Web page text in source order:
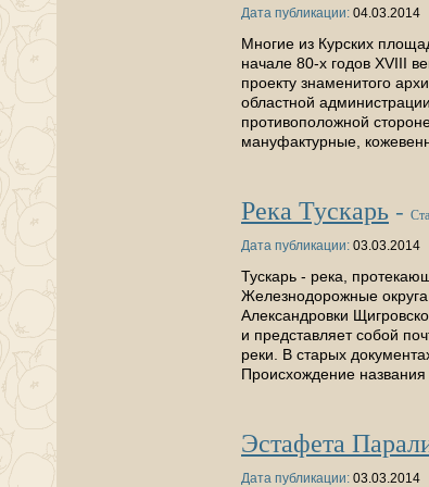
Дата публикации: 04.03.2014
Многие из Курских
начале 80-х годов XVIII
проекту знаменитого
областной
противоположной
мануфактурные,
Река Тускарь -
Дата публикации: 03.03.2014
Тускарь - река,
Железнодорожные
Александровки
и представляет собой
реки. В старых
Происхождение названия
Эстафета
Дата публикации: 03.03.2014